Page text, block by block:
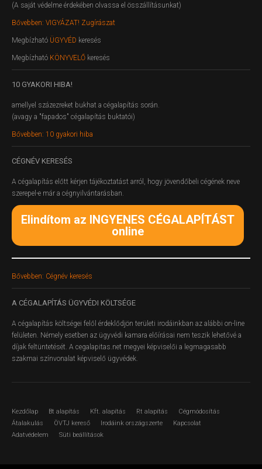
(A saját védelme érdekében olvassa el összállításunkat)
Bővebben: VIGYÁZAT! Zugírászat
Megbízható ÜGYVÉD keresés
Megbízható KÖNYVELŐ keresés
10 GYAKORI HIBA!
amellyel százezreket bukhat a cégalapítás során.
(avagy a "fapados" cégalapítás buktatói)
Bővebben: 10 gyakori hiba
CÉGNÉV KERESÉS
A cégalapítás előtt kérjen tájékoztatást arról, hogy jövendőbeli cégének neve
szerepel-e már a cégnyilvántarásban.
Elindítom az INGYENES CÉGALAPÍTÁST
online
Bővebben: Cégnév keresés
A CÉGALAPÍTÁS ÜGYVÉDI KÖLTSÉGE
A cégalapítás költségei felől érdeklődjön területi irodáinkban az alábbi on-line
felületen. Némely esetben az ügyvédi kamara előírásai nem teszik lehetővé a
díjak feltüntetését. A cegalapitas.net megyei képviselői a legmagasabb
szakmai színvonalat képviselő ügyvédek.
Kezdőlap Bt alapítás Kft. alapítás Rt alapítás
Cégmódosítás
Átalakulás
ÖVTJ kereső Irodáink országszerte
Kapcsolat
Adatvédelem
Süti beállítások